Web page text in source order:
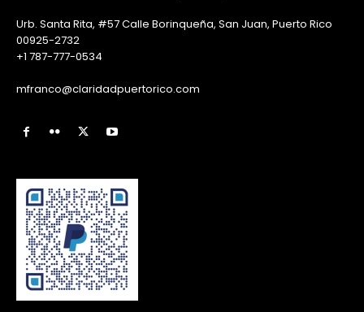
Urb. Santa Rita, #57 Calle Borinqueña, San Juan, Puerto Rico
00925-2732
+1 787-777-0534
mfranco@claridadpuertorico.com